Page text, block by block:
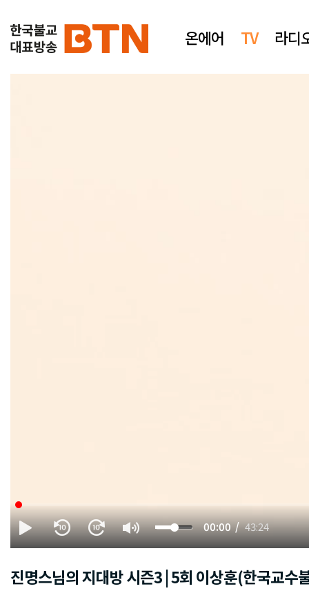
온에어 TV 라디
00:00 43:24
진명스님의 지대방 시즌3 | 5회 이상훈(한국교수